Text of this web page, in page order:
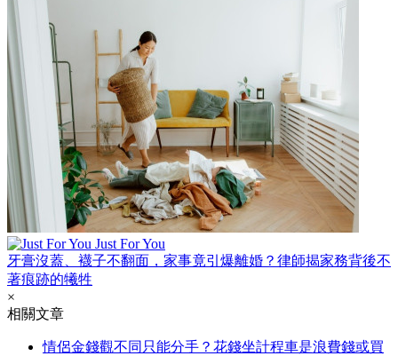
Just For You
牙膏沒蓋、襪子不翻面，家事竟引爆離婚？律師揭家務背後不
著痕跡的犧牲
×
相關文章
情侶金錢觀不同只能分手？花錢坐計程車是浪費錢或買